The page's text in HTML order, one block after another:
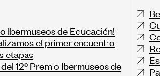
Ibermuseos de Educación!
el primer encuentro
etapas
12º Premio Ibermuseos de